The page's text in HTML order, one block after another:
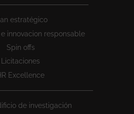
estratégico
innovacion responsable
Spin offs
Licitaciones
Excellence
de investigación